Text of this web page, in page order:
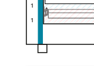
1
1